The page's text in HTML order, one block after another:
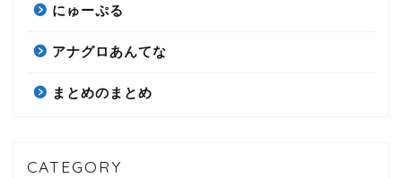
にゅーぷる
アナグロあんてな
まとめのまとめ
CATEGORY